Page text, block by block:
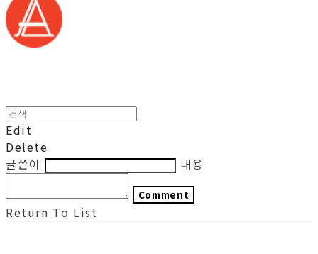
Edit
Delete
글쓴이
내용
Comment
Return To List